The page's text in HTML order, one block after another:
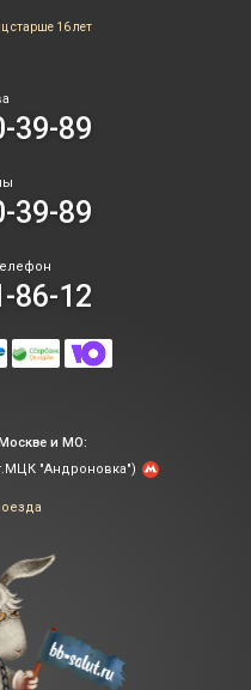
старше 16 лет
39-89
39-89
86-12
и МО:
"Андроновка")